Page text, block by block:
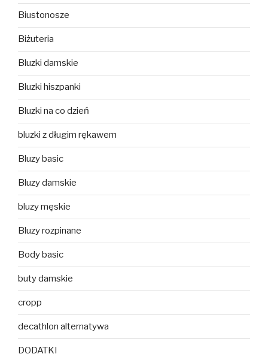
Biustonosze
Biżuteria
Bluzki damskie
Bluzki hiszpanki
Bluzki na co dzień
bluzki z długim rękawem
Bluzy basic
Bluzy damskie
bluzy męskie
Bluzy rozpinane
Body basic
buty damskie
cropp
decathlon alternatywa
DODATKI